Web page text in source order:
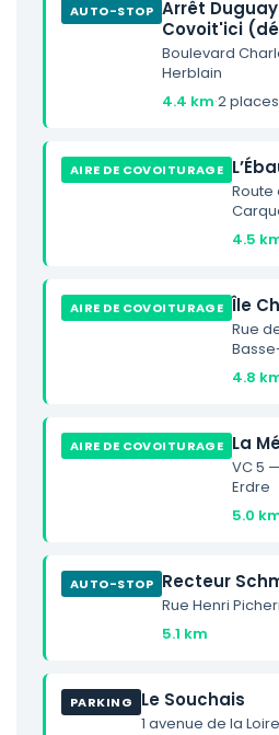
AUTO-STOP Arrêt
Covoit'ici
Boulevard
Herblain
4.4 km·2 places
AIRE DE COVOITURAGE
4.5
AIRE DE COVOITURAGE Île
Rue
4.8
AIRE DE COVOITURAGE La
VC 5
Erdre
5.0
AUTO-STOP Recteur
Rue Henri
5.1 km
PARKING Le Souchais
1 avenue de la